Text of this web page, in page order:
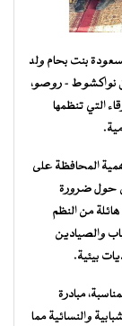
بنت بحام ولد
الكيلومتر 28 على طريق نواكشوط – روصو،
التي تنظمها
المحافظة على
حول ضرورة
من النظم
والصيادين
بيئية.
مبادرة
والنسائية مما